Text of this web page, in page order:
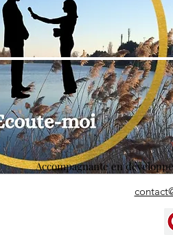
Accompagnante en